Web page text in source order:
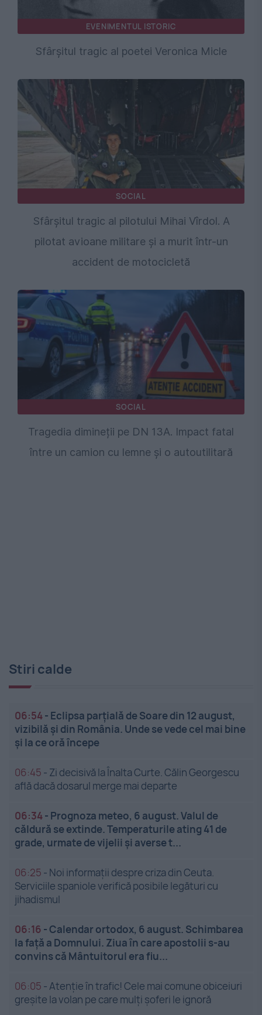
EVENIMENTUL ISTORIC
Sfârșitul tragic al poetei Veronica Micle
SOCIAL
Sfârșitul tragic al pilotului Mihai Vîrdol. A
pilotat avioane militare și a murit într-un
accident de motocicletă
SOCIAL
Tragedia dimineții pe DN 13A. Impact fatal
între un camion cu lemne și o autoutilitară
Stiri calde
06:54- Eclipsa parțială de Soare din 12 august,
vizibilă și din România. Unde se vede cel mai bine
și la ce oră începe
06:45 - Zi decisivă la Înalta Curte. Călin Georgescu
află dacă dosarul merge mai departe
06:34- Prognoza meteo, 6 august. Valul de
căldură se extinde. Temperaturile ating 41 de
grade, urmate de vijelii și averse t...
06:25 - Noi informații despre criza din Ceuta.
Serviciile spaniole verifică posibile legături cu
jihadismul
06:16 -Calendar ortodox, 6 august. Schimbarea
la față a Domnului. Ziua în care apostolii s-au
convins că Mântuitorul era fiu...
06:05 -Atenție în trafic! Cele mai comune obiceiuri
greșite la volan pe care mulți șoferi le ignoră